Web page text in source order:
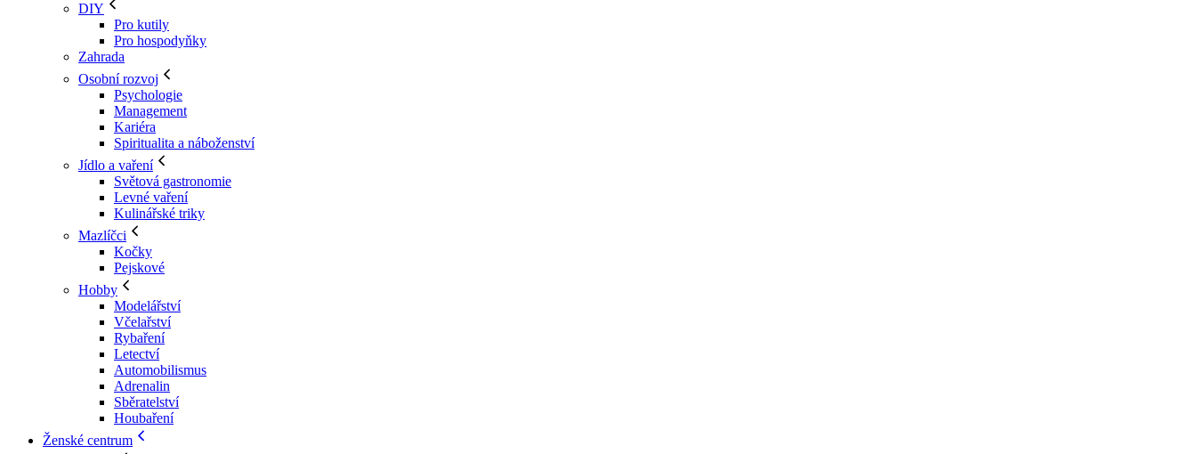
DIY
Pro kutily
Pro hospodyňky
Zahrada
Osobní rozvoj
Psychologie
Management
Kariéra
Spiritualita a náboženství
Jídlo a vaření
Světová gastronomie
Levné vaření
Kulinářské triky
Mazlíčci
Kočky
Pejskové
Hobby
Modelářství
Včelařství
Rybaření
Letectví
Automobilismus
Adrenalin
Sběratelství
Houbaření
Ženské centrum